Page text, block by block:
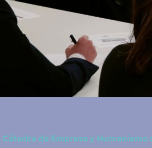
Cátedra de Empresa y